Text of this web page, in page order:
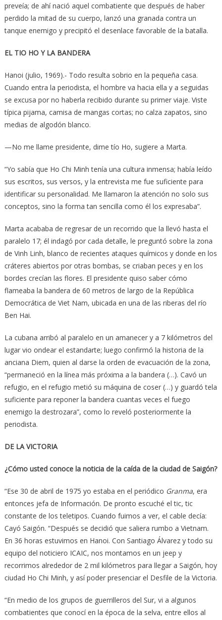
preveía; de ahí nació aquel combatiente que después de haber
perdido la mitad de su cuerpo, lanzó una granada contra un
tanque enemigo y precipitó el desenlace favorable de la batalla.
EL TIO HO Y LA BANDERA
Hanoi (julio, 1969).- Todo resulta sobrio en la pequeña casa.
Cuando entra la periodista, el hombre va hacia ella y a seguidas
se excusa por no haberla recibido durante su primer viaje. Viste
típica pijama, camisa de mangas cortas; no calza zapatos, sino
medias de algodón blanco.
—No me llame presidente, dime tío Ho, sugiere a Marta.
“Yo sabía que Ho Chi Minh tenía una cultura inmensa; había leído
sus escritos, sus versos, y la entrevista me fue suficiente para
identificar su personalidad. Me llamaron la atención no solo sus
conceptos, sino la forma tan sencilla como él los expresaba”.
Marta acababa de regresar de un recorrido que la llevó hasta el
paralelo 17; él indagó por cada detalle, le preguntó sobre la zona
de Vinh Linh, blanco de recientes ataques químicos y donde en los
cráteres abiertos por otras bombas, se criaban peces y en los
bordes crecían las flores. El presidente quiso saber cómo
flameaba la bandera de 60 metros de largo de la República
Democrática de Viet Nam, ubicada en una de las riberas del río
Ben Hai.
La cubana arribó al paralelo en un amanecer y a 7 kilómetros del
lugar vio ondear el estandarte; luego confirmó la historia de la
anciana Diem, quien al darse la orden de evacuación de la zona,
“permaneció en la línea más próxima a la bandera (…). Cavó un
refugio, en el refugio metió su máquina de coser (…) y guardó tela
suficiente para reponer la bandera cuantas veces el fuego
enemigo la destrozara”, como lo reveló posteriormente la
periodista.
DE LA VICTORIA
¿Cómo usted conoce la noticia de la caída de la ciudad de Saigón?
“Ese 30 de abril de 1975 yo estaba en el periódico Granma, era
entonces jefa de Información. De pronto escuché el tic, tic
constante de los teletipos. Cuando fuimos a ver, el cable decía:
Cayó Saigón. “Después se decidió que saliera rumbo a Vietnam.
En 36 horas estuvimos en Hanoi. Con Santiago Álvarez y todo su
equipo del noticiero ICAIC, nos montamos en un jeep y
recorrimos alrededor de 2 mil kilómetros para llegar a Saigón, hoy
ciudad Ho Chi Minh, y así poder presenciar el Desfile de la Victoria.
“En medio de los grupos de guerrilleros del Sur, vi a algunos
combatientes que conocí en la época de la selva, entre ellos al